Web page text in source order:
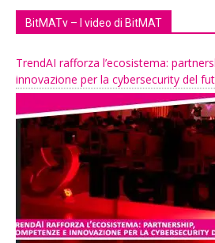
BitMATv – I video di BitMAT
TrendAI rafforza l’ecosistema:
innovazione per la cybersecurity del